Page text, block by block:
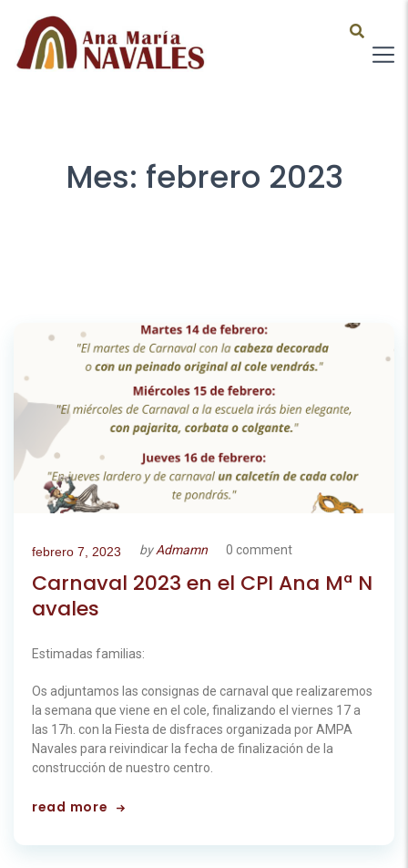
Mes: febrero 2023
febrero 7, 2023 byAdmamn 0 comment
Carnaval 2023 en el CPI Ana Mª N
avales
Estimadas familias:
Os adjuntamos las consignas de carnaval que realizaremos
la semana que viene en el cole, finalizando el viernes 17 a
las 17h. con la Fiesta de disfraces organizada por AMPA
Navales para reivindicar la fecha de finalización de la
construcción de nuestro centro.
read more